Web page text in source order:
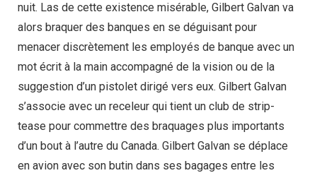
nuit. Las de cette existence misérable, Gilbert Galvan va
alors braquer des banques en se déguisant pour
menacer discrètement les employés de banque avec un
mot écrit à la main accompagné de la vision ou de la
suggestion d’un pistolet dirigé vers eux. Gilbert Galvan
s’associe avec un receleur qui tient un club de strip-
tease pour commettre des braquages plus importants
d’un bout à l’autre du Canada. Gilbert Galvan se déplace
en avion avec son butin dans ses bagages entre les